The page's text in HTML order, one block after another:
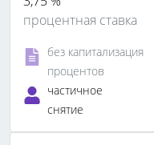
процентная ставка
без капитализация
процентов
частичное
снятие